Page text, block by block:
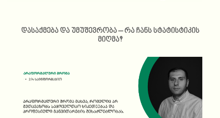
დასაქმება და უმუშევრობა – რა ჩანს სტატისტიკის
მიღმა?